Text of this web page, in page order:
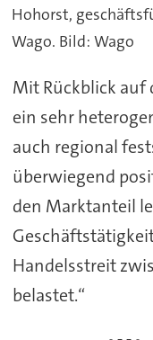
Hohorst,
Wago. Bild: Wago
Mit Rückblick auf
ein sehr
auch regional
überwiegend
den Marktanteil
Handelsstreit
belastet.“